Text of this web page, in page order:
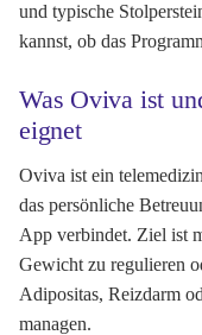
und typische
kannst, ob das
Was Oviva ist
eignet
Oviva ist ein
das persönliche
App verbindet. Ziel ist
Gewicht zu regulieren
Adipositas, Reizdarm
managen.